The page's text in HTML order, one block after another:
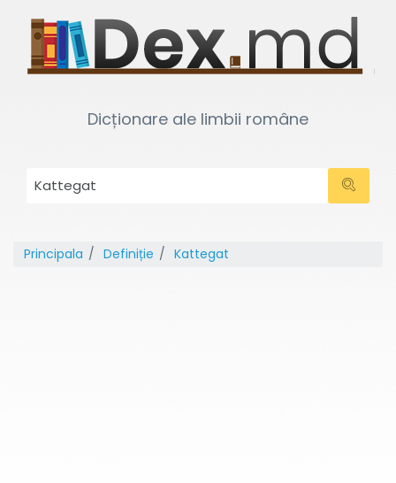
Dicționare ale limbii române
Principala Definiție Kattegat